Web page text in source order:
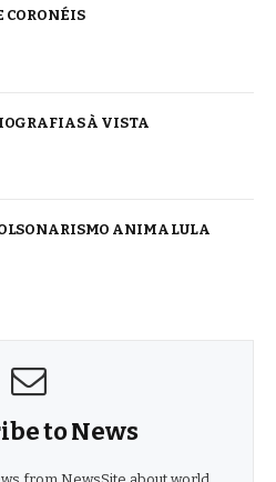
CORONÉIS
À VISTA
ANIMA LULA
to News